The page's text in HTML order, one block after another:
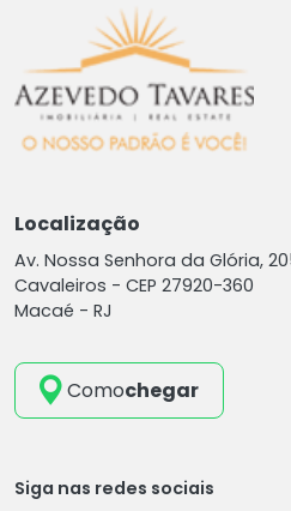
Localização
Av. Nossa Senhora da Glória,
Cavaleiros - CEP 27920-360
Macaé - RJ
Comochegar
Siga nas redes sociais